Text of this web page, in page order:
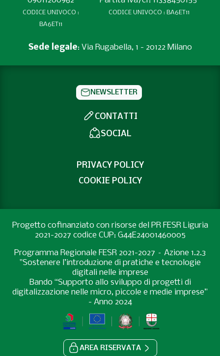
CODICE UNIVOCO :
BA6ET11
CODICE UNIVOCO : BA6ET11
Sede legale: Via Rugabella, 1 - 20122 Milano
NEWSLETTER
CONTATTI
SOCIAL
PRIVACY POLICY
COOKIE POLICY
Progetto cofinanziato con risorse del PR FESR Liguria
2021-2027 codice CUP: G44E24001460005
Programma Regionale FESR 2021-2027 – Azione 1.2.3
"Sostenere l’introduzione di pratiche e tecnologie
digitali nelle imprese
Bando “Supporto allo sviluppo di progetti di
digitalizzazione nelle micro, piccole e medie imprese”
- Anno 2024
AREA RISERVATA